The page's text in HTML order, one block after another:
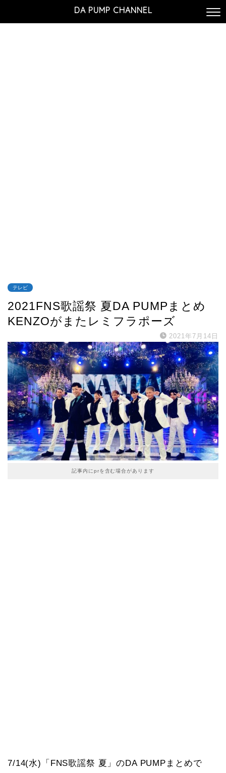
DA PUMP CHANNEL
テレビ
2021FNS歌謡祭 夏DA PUMPまとめ
KENZOがまたレミフラポーズ
2021年7月14日
記事内にprを含む場合があります
7/14(水)「FNS歌謡祭 夏」のDA PUMPまとめで